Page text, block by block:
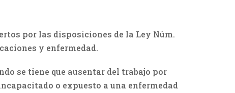
por las disposiciones de la Ley Núm.
y enfermedad.
se tiene que ausentar del trabajo por
o expuesto a una enfermedad